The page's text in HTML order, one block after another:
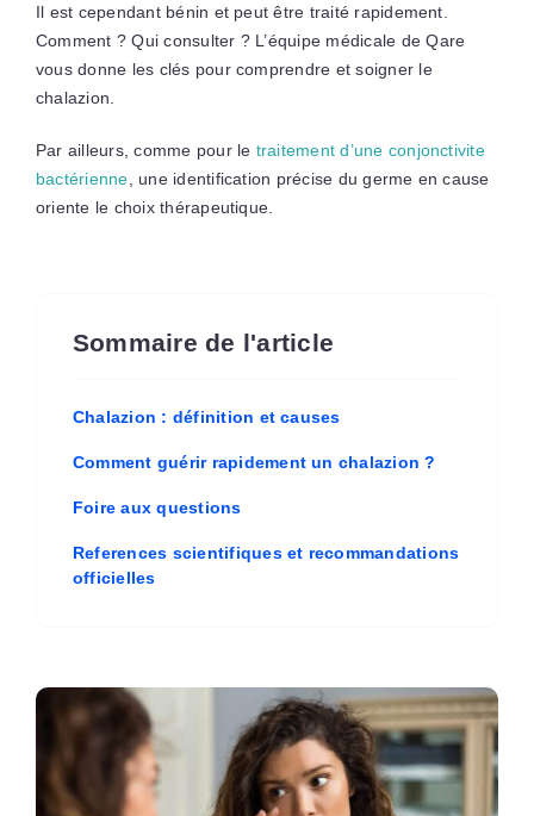
Il est cependant bénin et peut être traité rapidement.
Comment ? Qui consulter ? L’équipe médicale de Qare
vous donne les clés pour comprendre et soigner le
chalazion.
Par ailleurs, comme pour le traitement d’une conjonctivite
bactérienne , une identification précise du germe en cause
oriente le choix thérapeutique.
Sommaire de l'article
Chalazion : définition et causes
Comment guérir rapidement un chalazion ?
Foire aux questions
References scientifiques et recommandations
officielles